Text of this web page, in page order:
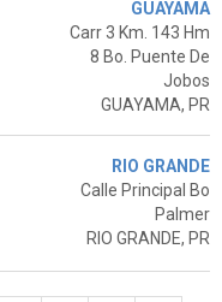
GUAYAMA
Carr 3 Km. 143 Hm
8 Bo. Puente De
Jobos
GUAYAMA, PR
RIO GRANDE
Calle Principal Bo
Palmer
RIO GRANDE, PR